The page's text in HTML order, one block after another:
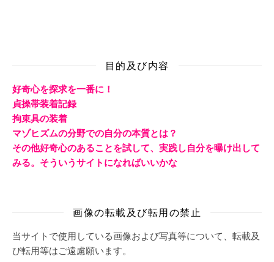
目的及び内容
好奇心を探求を一番に！
貞操帯装着記録
拘束具の装着
マゾヒズムの分野での自分の本質とは？
その他好奇心のあることを試して、実践し自分を曝け出して
みる。そういうサイトになればいいかな
画像の転載及び転用の禁止
当サイトで使用している画像および写真等について、転載及
び転用等はご遠慮願います。